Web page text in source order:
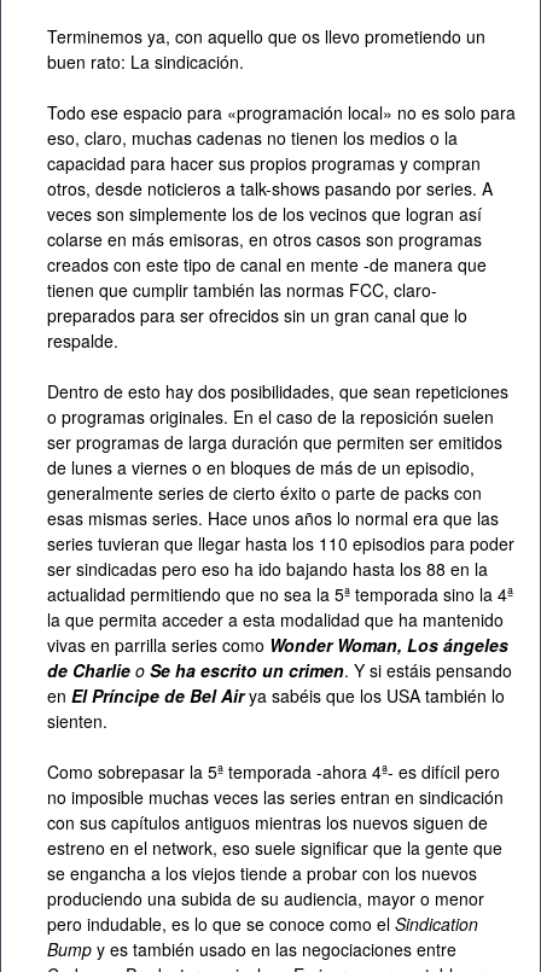
Terminemos ya, con aquello que os llevo prometiendo un
buen rato: La sindicación.
Todo ese espacio para «programación local» no es solo para
eso, claro, muchas cadenas no tienen los medios o la
capacidad para hacer sus propios programas y compran
otros, desde noticieros a talk-shows pasando por series. A
veces son simplemente los de los vecinos que logran así
colarse en más emisoras, en otros casos son programas
creados con este tipo de canal en mente -de manera que
tienen que cumplir también las normas FCC, claro-
preparados para ser ofrecidos sin un gran canal que lo
respalde.
Dentro de esto hay dos posibilidades, que sean repeticiones
o programas originales. En el caso de la reposición suelen
ser programas de larga duración que permiten ser emitidos
de lunes a viernes o en bloques de más de un episodio,
generalmente series de cierto éxito o parte de packs con
esas mismas series. Hace unos años lo normal era que las
series tuvieran que llegar hasta los 110 episodios para poder
ser sindicadas pero eso ha ido bajando hasta los 88 en la
actualidad permitiendo que no sea la 5ª temporada sino la 4ª
la que permita acceder a esta modalidad que ha mantenido
vivas en parrilla series como Wonder Woman, Los ángeles
de Charlie o Se ha escrito un crimen. Y si estáis pensando
en El Príncipe de Bel Airya sabéis que los USA también lo
sienten.
Como sobrepasar la 5ª temporada -ahora 4ª- es difícil pero
no imposible muchas veces las series entran en sindicación
con sus capítulos antiguos mientras los nuevos siguen de
estreno en el network, eso suele significar que la gente que
se engancha a los viejos tiende a probar con los nuevos
produciendo una subida de su audiencia, mayor o menor
pero indudable, es lo que se conoce como el Sindication
Bump y es también usado en las negociaciones entre